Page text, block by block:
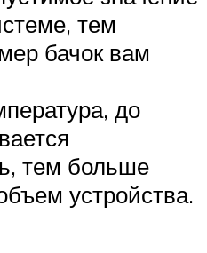
тем
бачок вам
до
тем больше
устройства.